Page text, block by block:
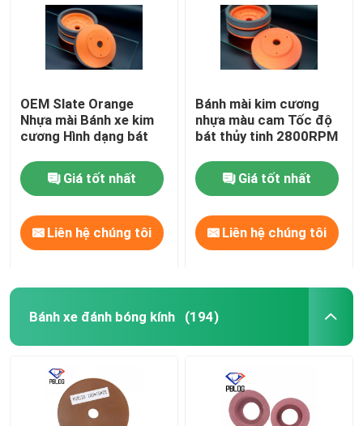
OEM Slate Orange
Nhựa mài Bánh xe kim
cương Hình dạng bát
Giá tốt nhất
Liên hệ chúng tôi
Bánh mài kim cương
nhựa màu cam Tốc độ
bát thủy tinh 2800RPM
Giá tốt nhất
Liên hệ chúng tôi
Bánh xe đánh bóng kính (194)